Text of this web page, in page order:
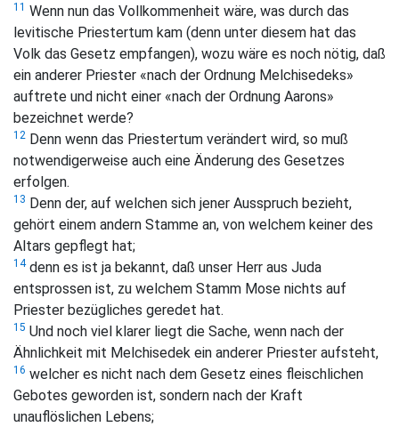
11 Wenn nun das Vollkommenheit wäre, was durch das
levitische Priestertum kam (denn unter diesem hat das
Volk das Gesetz empfangen), wozu wäre es noch nötig, daß
ein anderer Priester «nach der Ordnung Melchisedeks»
auftrete und nicht einer «nach der Ordnung Aarons»
bezeichnet werde?
12 Denn wenn das Priestertum verändert wird, so muß
notwendigerweise auch eine Änderung des Gesetzes
erfolgen.
13 Denn der, auf welchen sich jener Ausspruch bezieht,
gehört einem andern Stamme an, von welchem keiner des
Altars gepflegt hat;
14denn es ist ja bekannt, daß unser Herr aus Juda
entsprossen ist, zu welchem Stamm Mose nichts auf
Priester bezügliches geredet hat.
15 Und noch viel klarer liegt die Sache, wenn nach der
Ähnlichkeit mit Melchisedek ein anderer Priester aufsteht,
16 welcher es nicht nach dem Gesetz eines fleischlichen
Gebotes geworden ist, sondern nach der Kraft
unauflöslichen Lebens;